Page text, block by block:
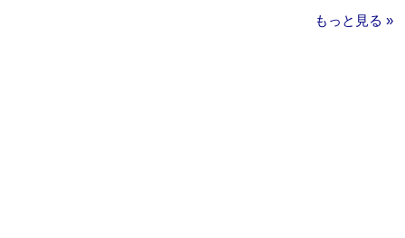
もっと見る »